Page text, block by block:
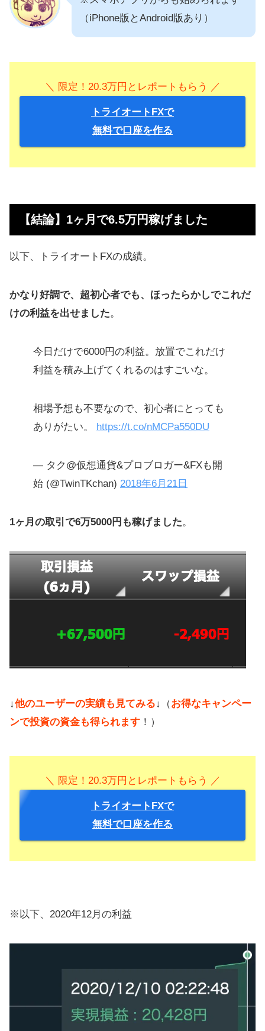
（iPhone版とAndroid版あり）
＼ 限定！20.3万円とレポートもらう ／
トライオートFXで
無料で口座を作る
【結論】1ヶ月で6.5万円稼げました
以下、トライオートFXの成績。
かなり好調で、超初心者でも、ほったらかしでこれだ
けの利益を出せました。
今日だけで6000円の利益。放置でこれだけ
利益を積み上げてくれるのはすごいな。
相場予想も不要なので、初心者にとっても
ありがたい。 https://t.co/nMCPa550DU
— タク@仮想通貨&プロブロガー&FXも開
始 (@TwinTKchan) 2018年6月21日
1ヶ月の取引で6万5000円も稼げました。
↓他のユーザーの実績も見てみる↓（お得なキャンペー
ンで投資の資金も得られます ！）
＼ 限定！20.3万円とレポートもらう ／
トライオートFXで
無料で口座を作る
※以下、2020年12月の利益